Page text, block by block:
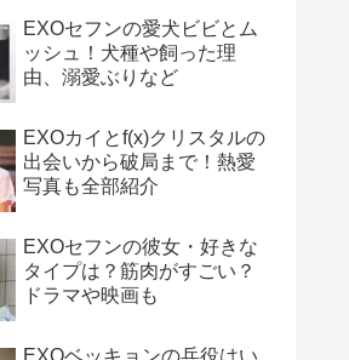
EXOセフンの愛犬ビビとム
ッシュ！犬種や飼った理
由、溺愛ぶりなど
EXOカイとf(x)クリスタルの
出会いから破局まで！熱愛
写真も全部紹介
EXOセフンの彼女・好きな
タイプは？筋肉がすごい？
ドラマや映画も
EXOベッキョンの兵役はい